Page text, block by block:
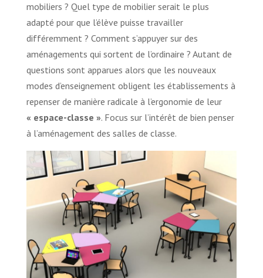
mobiliers ? Quel type de mobilier serait le plus
adapté pour que l’élève puisse travailler
différemment ? Comment s’appuyer sur des
aménagements qui sortent de l’ordinaire ? Autant de
questions sont apparues alors que les nouveaux
modes d’enseignement obligent les établissements à
repenser de manière radicale à l’ergonomie de leur
« espace-classe ». Focus sur l’intérêt de bien penser
à l’aménagement des salles de classe.